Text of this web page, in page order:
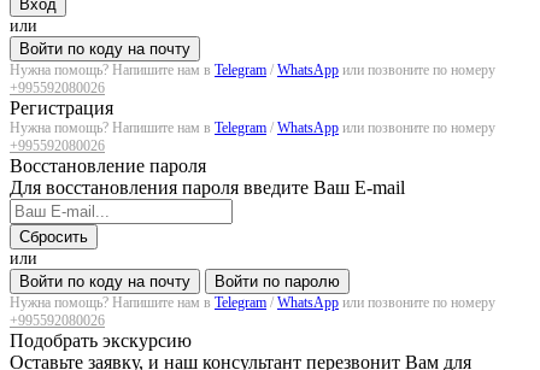
Вход
или
Войти по коду на почту
Нужна помощь? Напишите нам в Telegram / WhatsApp или позвоните по номеру
+995592080026
Регистрация
Нужна помощь? Напишите нам в Telegram / WhatsApp или позвоните по номеру
+995592080026
Восстановление пароля
Для восстановления пароля введите Ваш E-mail
Сбросить
или
Войти по коду на почту
Войти по паролю
Нужна помощь? Напишите нам в Telegram / WhatsApp или позвоните по номеру
+995592080026
Подобрать экскурсию
Оставьте заявку, и наш консультант перезвонит Вам для